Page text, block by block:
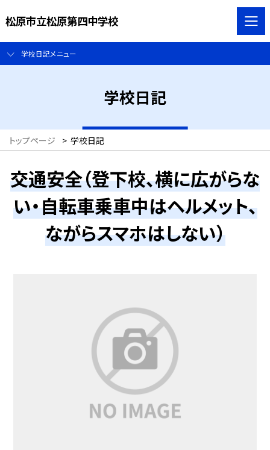
松原市立松原第四中学校
学校日記メニュー
学校日記
トップページ > 学校日記
交通安全（登下校、横に広がらな
い・自転車乗車中はヘルメット、
ながらスマホはしない）